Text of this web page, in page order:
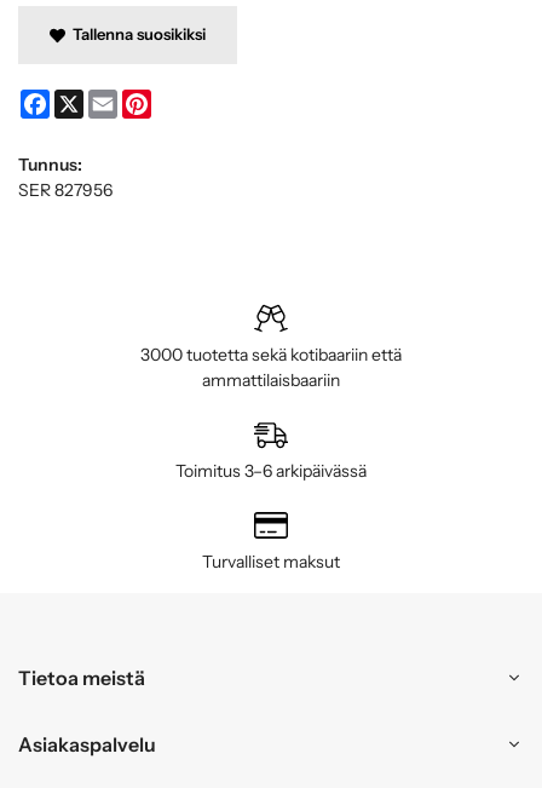
Tallenna suosikiksi
Facebook
X Email
Tunnus:
SER 827956
3000 tuotetta sekä kotibaariin että
ammattilaisbaariin
Toimitus 3–6 arkipäivässä
Turvalliset maksut
Tietoa meistä
Asiakaspalvelu